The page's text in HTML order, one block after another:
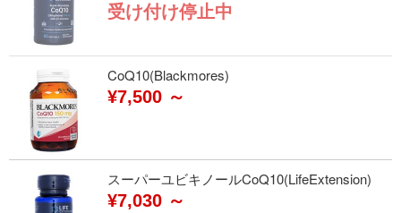
受け付け停止中
CoQ10(Blackmores)
¥7,500 ～
スーパーユビキノールCoQ10(LifeExtension)
¥7,030 ～